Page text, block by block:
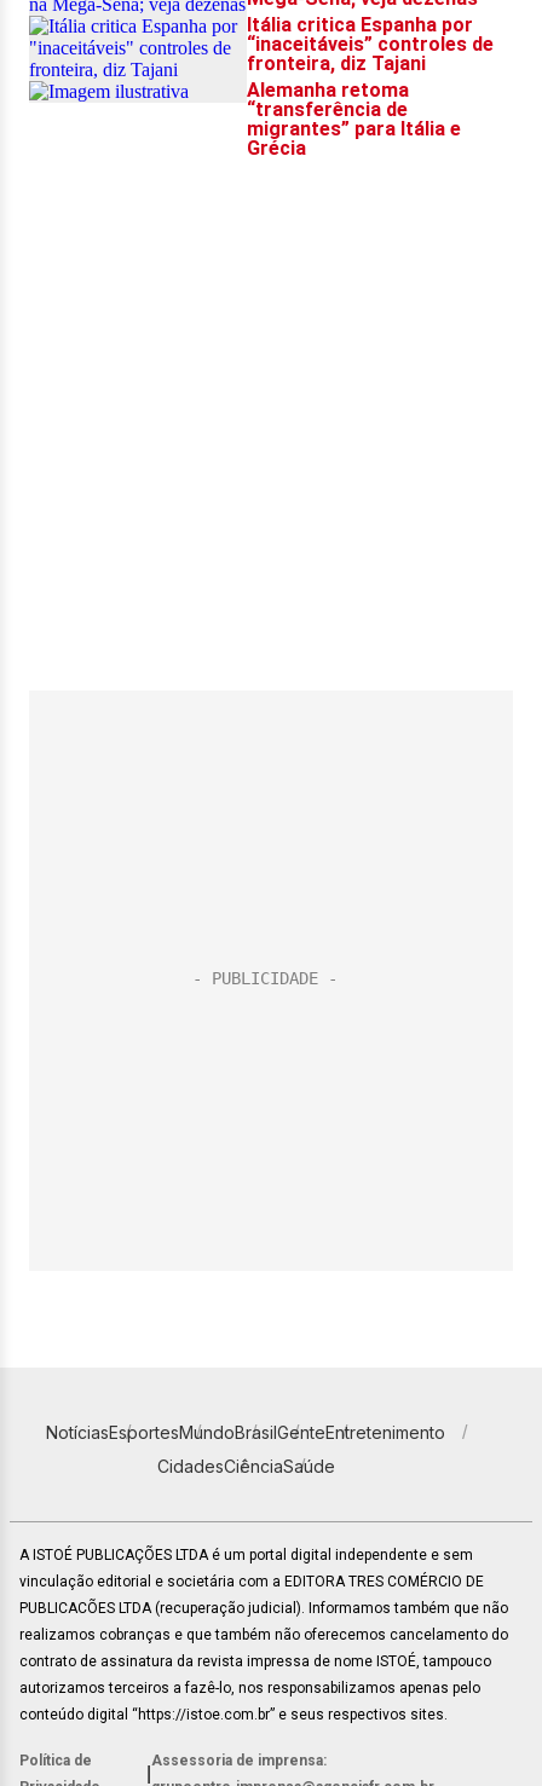
NotíciasEsportesMundoBrasilGenteEntretenimento
CidadesCiênciaSaúde
A ISTOÉ PUBLICAÇÕES LTDA é um portal digital independente e sem
vinculação editorial e societária com a EDITORA TRES COMÉRCIO DE
PUBLICACÕES LTDA (recuperação judicial). Informamos também que não
realizamos cobranças e que também não oferecemos cancelamento do
contrato de assinatura da revista impressa de nome ISTOÉ, tampouco
autorizamos terceiros a fazê-lo, nos responsabilizamos apenas pelo
conteúdo digital “https://istoe.com.br” e seus respectivos sites.
Política de
Assessoria de imprensa: